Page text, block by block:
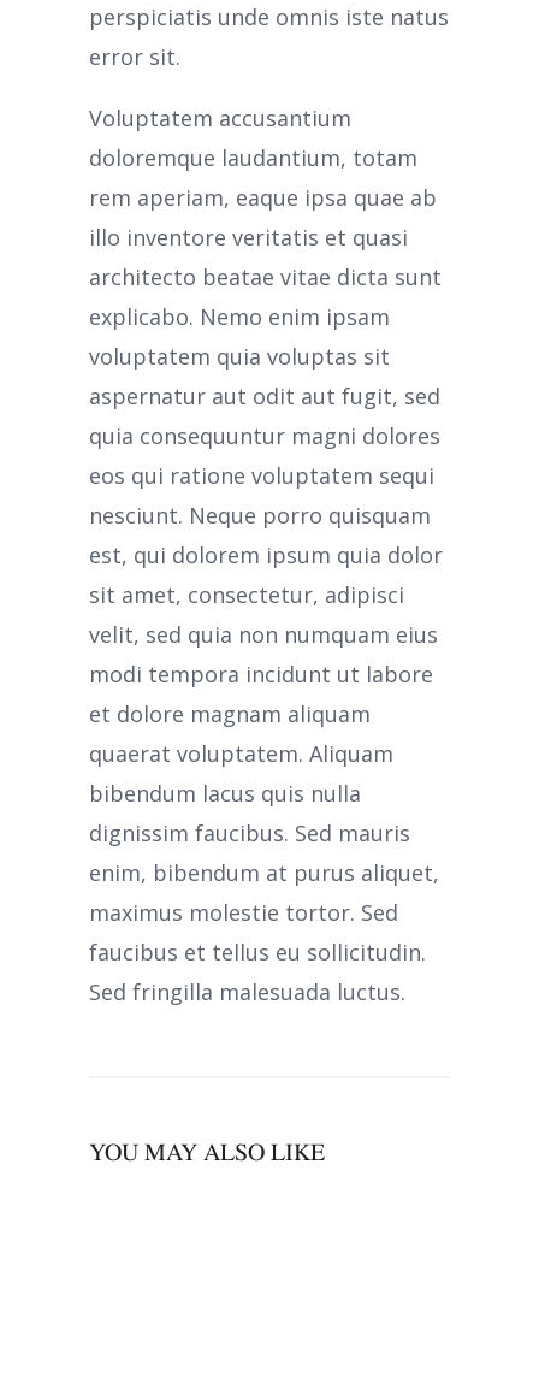
perspiciatis unde omnis iste natus
error sit.
Voluptatem accusantium
doloremque laudantium, totam
rem aperiam, eaque ipsa quae ab
illo inventore veritatis et quasi
architecto beatae vitae dicta sunt
explicabo. Nemo enim ipsam
voluptatem quia voluptas sit
aspernatur aut odit aut fugit, sed
quia consequuntur magni dolores
eos qui ratione voluptatem sequi
nesciunt. Neque porro quisquam
est, qui dolorem ipsum quia dolor
sit amet, consectetur, adipisci
velit, sed quia non numquam eius
modi tempora incidunt ut labore
et dolore magnam aliquam
quaerat voluptatem. Aliquam
bibendum lacus quis nulla
dignissim faucibus. Sed mauris
enim, bibendum at purus aliquet,
maximus molestie tortor. Sed
faucibus et tellus eu sollicitudin.
Sed fringilla malesuada luctus.
YOU MAY ALSO LIKE